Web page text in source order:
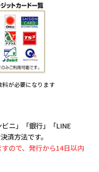
が必要になります
ニ」「銀行」「LINE
済方法です。
ので、発行から14日以内